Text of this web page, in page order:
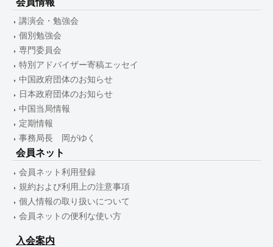
講演会・勉強会
個別勉強会
専門委員会
特別アドバイザー寄稿エッセイ
中国政府団体のお知らせ
日本政府団体のお知らせ
中国当局情報
定期情報
事務局長 岡がゆく
会員ネット
会員ネット利用登録
規約および利用上の注意事項
個人情報の取り扱いについて
会員ネットの便利な使い方
入会案内